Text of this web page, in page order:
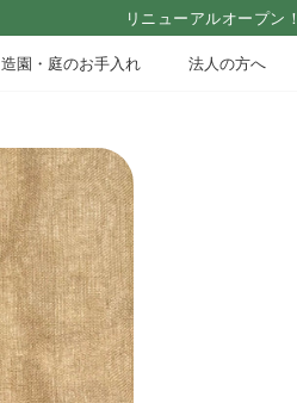
Pause
リニューアルオープン！
造園・庭のお手入れ 法人の方へ